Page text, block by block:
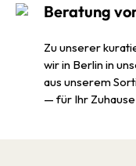
Beratung
Zu unserer
wir in Berlin in
aus unserem
— für Ihr